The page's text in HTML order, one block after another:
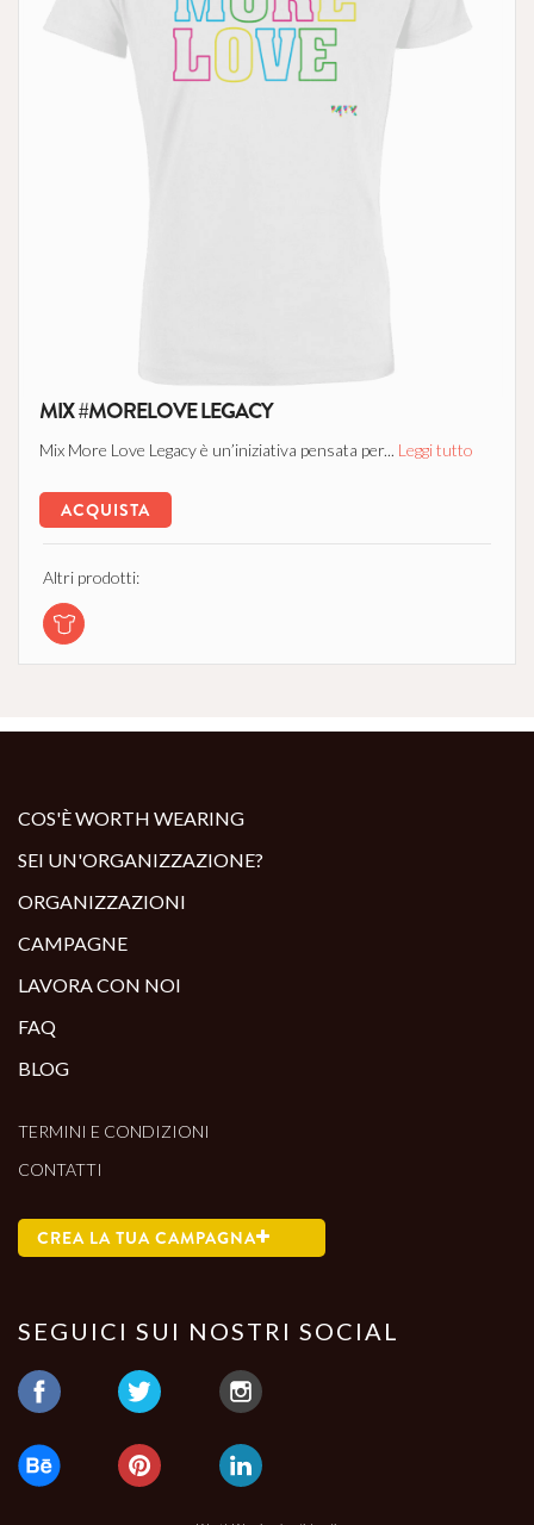
MIX #MORELOVE LEGACY
Mix More Love Legacy è un’iniziativa pensata per... Leggi tutto
ACQUISTA
Altri prodotti:
COS'È WORTH WEARING
SEI UN'ORGANIZZAZIONE?
ORGANIZZAZIONI
CAMPAGNE
LAVORA CON NOI
FAQ
BLOG
TERMINI E CONDIZIONI
CONTATTI
CREA LA TUA CAMPAGNA
SEGUICI SUI NOSTRI SOCIAL